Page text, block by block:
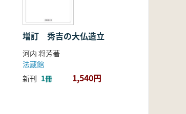
増訂 秀吉の大仏造立
河内 将芳著
法蔵館
新刊 1冊 1,540円